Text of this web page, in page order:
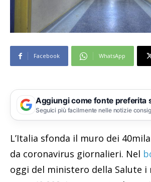
Facebook WhatsApp
Aggiungi come fonte preferita
Seguici più facilmente nelle notizie
L’Italia sfonda il muro dei
da coronavirus giornalieri. Nel
oggi del ministero della Salute